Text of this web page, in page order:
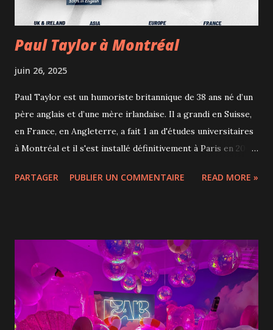
les classiques estivaux à ...
Paul Taylor à Montréal
juin 26, 2025
Paul Taylor est un humoriste britannique de 38 ans né d’un
père anglais et d’une mère irlandaise. Il a grandi en Suisse,
en France, en Angleterre, a fait 1 an d'études universitaires
à Montréal et il s'est installé définitivement à Paris en 2009
donc bien placé pour nous parler de multiculturalisme! Paul
est son premier spectacle entièrement en anglais, centré
sur son expérience d’expatriation. Pendant 1h20, Paul
décortique finement les absurdités et la vie quotidienne en
France, se moque du faible niveau des Français en anglais et
surtout de leur prononciation. Il est totalement aberrant
PARTAGER PUBLIER UN COMMENTAIRE READ MORE »